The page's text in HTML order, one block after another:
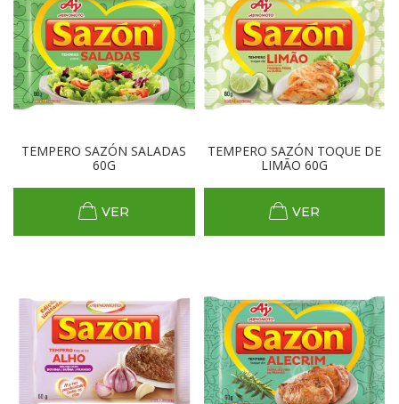
TEMPERO SAZÓN SALADAS
60G
VER
TEMPERO SAZÓN TOQUE DE
LIMÃO 60G
VER